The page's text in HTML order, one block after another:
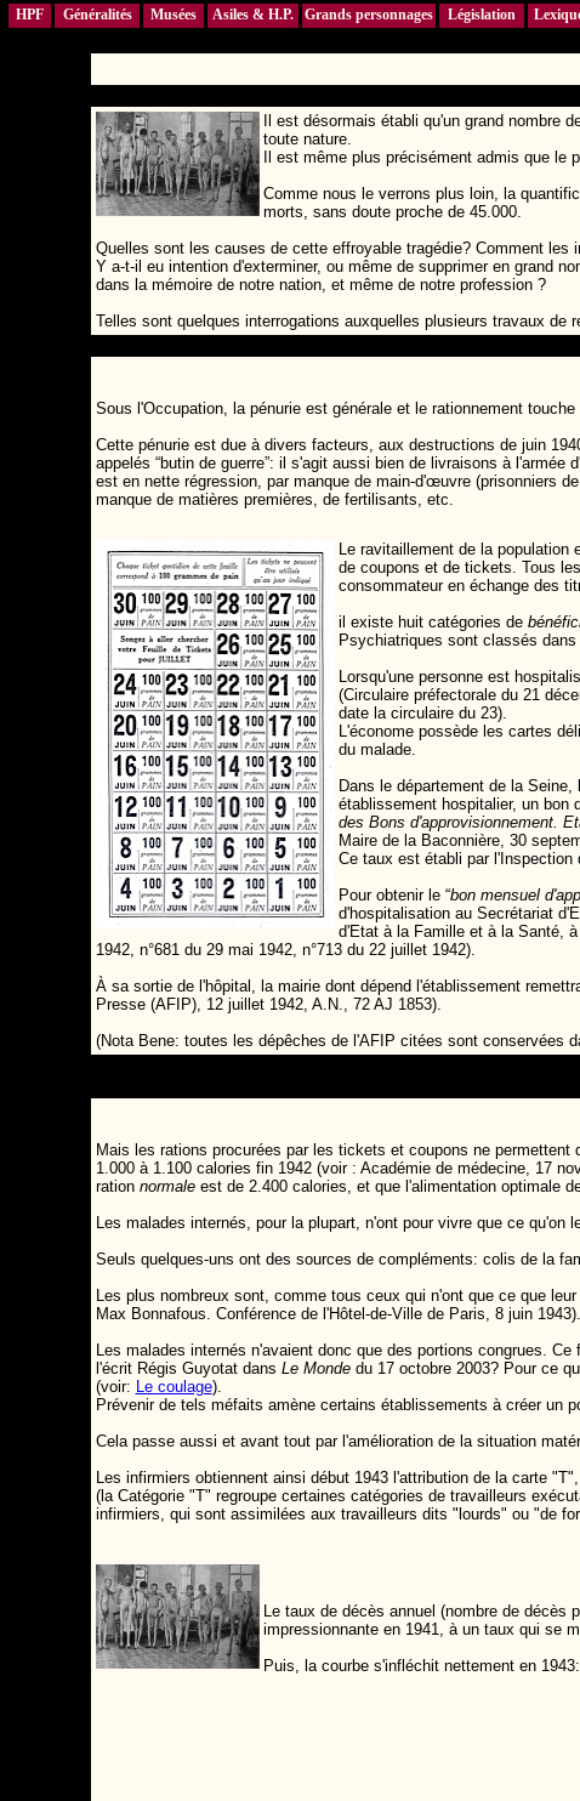
Il est désormais établi qu'un grand nombre
toute nature.
Il est même plus précisément admis que le
Comme nous le verrons plus loin, la
morts, sans doute proche de 45.000.
Quelles sont les causes de cette effroyable tragédie? Comment
Y a-t-il eu intention d'exterminer, ou même de supprimer en grand
dans la mémoire de notre nation, et même de notre profession ?
Telles sont quelques interrogations auxquelles plusieurs travaux de
Sous l'Occupation, la pénurie est générale et le rationnement
Cette pénurie est due à divers facteurs, aux destructions de juin
appelés “butin de guerre”: il s'agit aussi bien de livraisons à l'armée
est en nette régression, par manque de main-d'œuvre (prisonniers
manque de matières premières, de fertilisants, etc.
Le ravitaillement de la population
de coupons et de tickets. Tous
consommateur en échange des
il existe huit catégories de
Psychiatriques sont classés
Lorsqu'une personne est
(Circulaire préfectorale du 21
date la circulaire du 23).
L'économe possède les cartes
du malade.
Dans le département de la
établissement hospitalier, un bon
des Bons d'approvisionnement.
Maire de la Baconnière, 30
Ce taux est établi par l'Inspection
Pour obtenir le “bon mensuel
d'hospitalisation au Secrétariat
d'Etat à la Famille et à la Santé,
1942, n°681 du 29 mai 1942, n°713 du 22 juillet 1942).
À sa sortie de l'hôpital, la mairie dont dépend l'établissement
Presse (AFIP), 12 juillet 1942, A.N., 72 AJ 1853).
(Nota Bene: toutes les dépêches de l'AFIP citées sont conservées
Mais les rations procurées par les tickets et coupons ne
1.000 à 1.100 calories fin 1942 (voir : Académie de médecine, 17
ration normaleest de 2.400 calories, et que l'alimentation optimale
Les malades internés, pour la plupart, n'ont pour vivre que ce
Seuls quelques-uns ont des sources de compléments: colis de la
Les plus nombreux sont, comme tous ceux qui n'ont que ce que
Max Bonnafous. Conférence de l'Hôtel-de-Ville de Paris, 8 juin 1943).
Les malades internés n'avaient donc que des portions congrues.
l'écrit Régis Guyotat dans Le Mondedu 17 octobre 2003? Pour ce
(voir: Le coulage).
Prévenir de tels méfaits amène certains établissements à créer un
Cela passe aussi et avant tout par l'amélioration de la situation
Les infirmiers obtiennent ainsi début 1943 l'attribution de la carte
(la Catégorie "T" regroupe certaines catégories de travailleurs
infirmiers, qui sont assimilées aux travailleurs dits "lourds" ou "de
Le taux de décès annuel (nombre de décès
impressionnante en 1941, à un taux qui se
Puis, la courbe s'infléchit nettement en 1943:
HPF Généralités Musées Asiles & H.P. Grands personnages Législation